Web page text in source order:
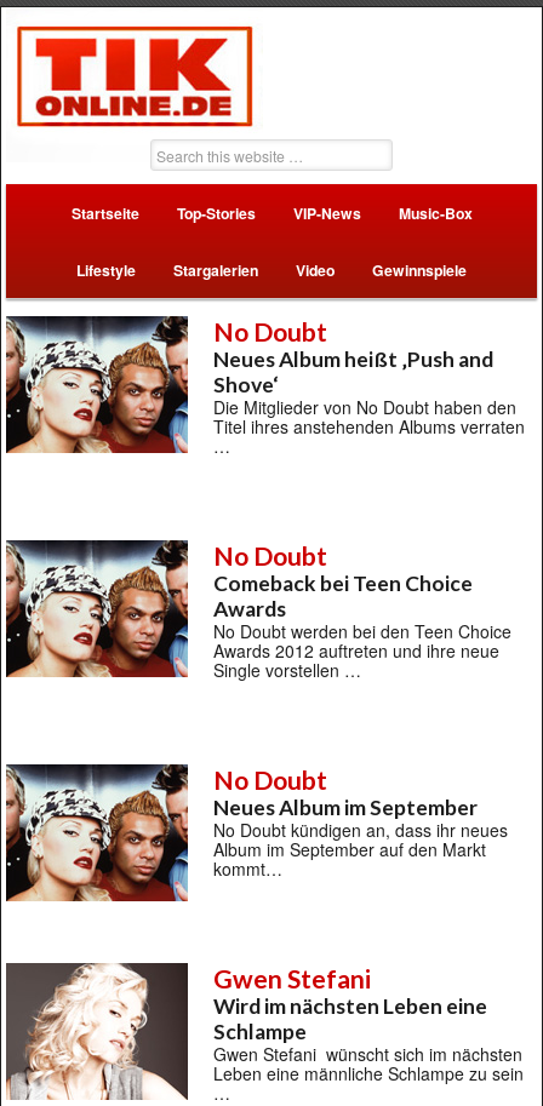
Startseite Top-Stories VIP-News Music-Box
Lifestyle Stargalerien Video Gewinnspiele
No Doubt
Neues Album heißt ‚Push and
Shove‘
Die Mitglieder von No Doubt haben den
Titel ihres anstehenden Albums verraten
…
No Doubt
Comeback bei Teen Choice
Awards
No Doubt werden bei den Teen Choice
Awards 2012 auftreten und ihre neue
Single vorstellen …
No Doubt
Neues Album im September
No Doubt kündigen an, dass ihr neues
Album im September auf den Markt
kommt…
Gwen Stefani
Wird im nächsten Leben eine
Schlampe
Gwen Stefani wünscht sich im nächsten
Leben eine männliche Schlampe zu sein
…